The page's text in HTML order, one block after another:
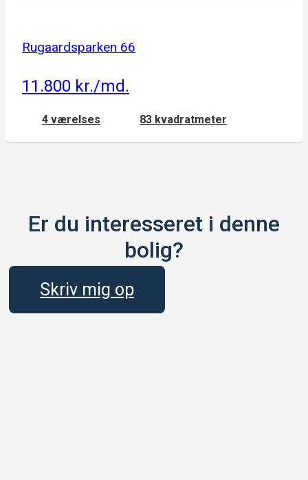
Rugaardsparken 66
11.800 kr./md.
4 værelses 83 kvadratmeter
Er du interesseret i denne
bolig?
Skriv mig op